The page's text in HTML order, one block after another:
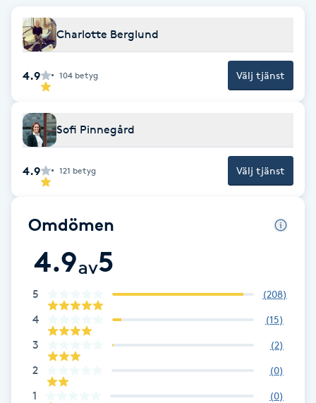
Extensions borttagning
Eyeliner-tatuering
F
Face framing
Faceliftmassage
Fet hårbotten
Fettreducering
Fibromassage
Fillers
Fotmassage
Charlotte Berglund
4.9 104 betyg Välj tjänst
Sofi Pinnegård
4.9 121 betyg Välj tjänst
Omdömen
4.9av5
5 (208)
4 (15)
3 (2)
2 (0)
1 (0)